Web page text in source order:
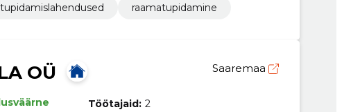
raamatupidamine
OÜ Saaremaa
Töötajaid: 2